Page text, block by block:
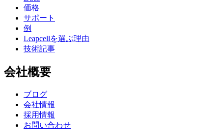
価格
サポート
例
Leapcellを選ぶ理由
技術記事
会社概要
ブログ
会社情報
採用情報
お問い合わせ